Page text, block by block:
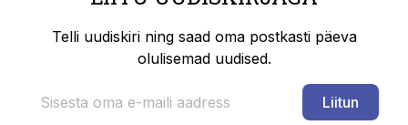
Telli uudiskiri ning saad oma postkasti päeva
olulisemad uudised.
Liitun